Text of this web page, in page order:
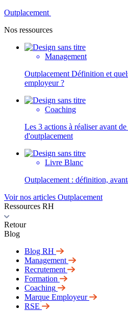
Outplacement
Nos ressources
Management
Outplacement Définition et
employeur ?
Coaching
Les 3 actions à réaliser avant
d'outplacement
Livre Blanc
Outplacement : définition,
Voir nos articles Outplacement
Ressources RH
Retour
Blog
Blog RH
Management
Recrutement
Formation
Coaching
Marque Employeur
RSE